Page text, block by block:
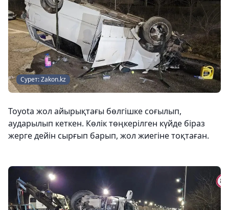
Сурет: Zakon.kz
Toyota жол айырықтағы бөлгішке соғылып,
аударылып кеткен. Көлік төңкерілген күйде біраз
жерге дейін сырғып барып, жол жиегіне тоқтаған.